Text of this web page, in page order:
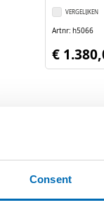
Consent
VERGELIJKEN
Artnr h5066
€
oftewel